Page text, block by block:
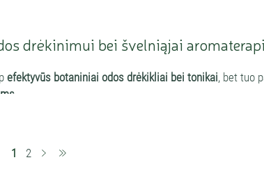
drėkinimui bei švelniąjai
efektyvūs botaniniai odos drėkikliai bei tonikai, bet tuo
ir kaip švelni aromaterapija. Hidrolato dulksnoje
1
(current)
2